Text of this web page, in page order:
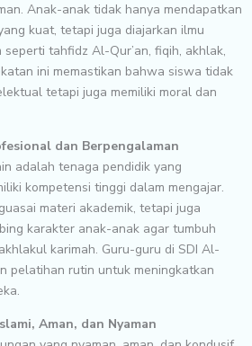
Anak-anak tidak hanya mendapatkan
kuat, tetapi juga diajarkan ilmu
tahfidz Al-Qur’an, fiqih, akhlak,
ini memastikan bahwa siswa tidak
tetapi juga memiliki moral dan
dan Berpengalaman
adalah tenaga pendidik yang
kompetensi tinggi dalam mengajar.
materi akademik, tetapi juga
karakter anak-anak agar tumbuh
karimah. Guru-guru di SDI Al-
pelatihan rutin untuk meningkatkan
Aman, dan Nyaman